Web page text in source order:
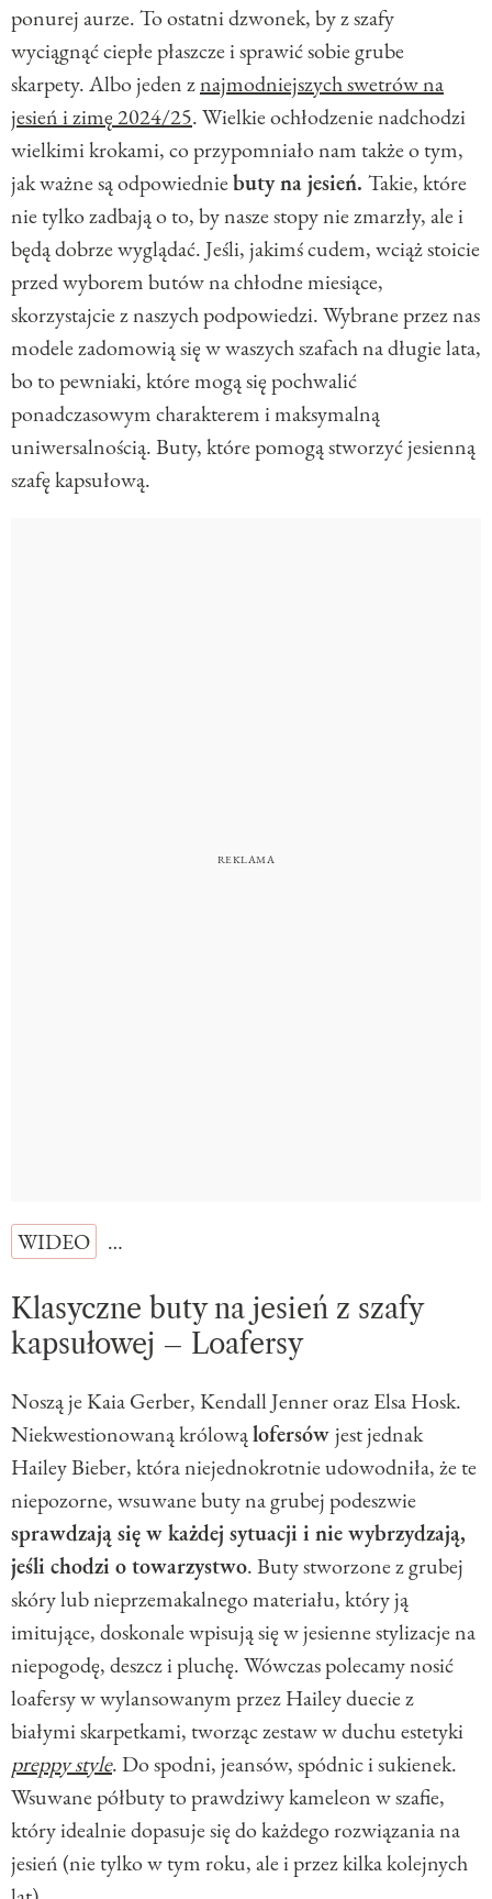
ponurej aurze. To ostatni dzwonek, by z szafy
wyciągnąć ciepłe płaszcze i sprawić sobie grube
skarpety. Albo jeden znajmodniejszych swetrów na
jesień i zimę 2024/25. Wielkie ochłodzenie nadchodzi
wielkimi krokami, co przypomniało nam także o tym,
jak ważne są odpowiedniebuty na jesień. Takie, które
nie tylko zadbają o to, by nasze stopy nie zmarzły, ale i
będą dobrze wyglądać. Jeśli, jakimś cudem, wciąż stoicie
przed wyborem butów na chłodne miesiące,
skorzystajcie z naszych podpowiedzi. Wybrane przez nas
modele zadomowią się w waszych szafach na długie lata,
bo to pewniaki, które mogą się pochwalić
ponadczasowym charakterem i maksymalną
uniwersalnością. Buty, które pomogą stworzyć jesienną
szafę kapsułową.
WIDEO …
Klasyczne buty na jesień z szafy
kapsułowej – Loafersy
Noszą je Kaia Gerber, Kendall Jenner oraz Elsa Hosk.
Niekwestionowaną królowąlofersówjest jednak
Hailey Bieber, która niejednokrotnie udowodniła, że te
niepozorne, wsuwane buty na grubej podeszwie
sprawdzają się w każdej sytuacji i nie wybrzydzają,
jeśli chodzi o towarzystwo. Buty stworzone z grubej
skóry lub nieprzemakalnego materiału, który ją
imitujące, doskonale wpisują się w jesienne stylizacje na
niepogodę, deszcz i pluchę. Wówczas polecamy nosić
loafersy w wylansowanym przez Hailey duecie z
białymi skarpetkami, tworząc zestaw w duchu estetyki
preppy style. Do spodni, jeansów, spódnic i sukienek.
Wsuwane półbuty to prawdziwy kameleon w szafie,
który idealnie dopasuje się do każdego rozwiązania na
jesień (nie tylko w tym roku, ale i przez kilka kolejnych